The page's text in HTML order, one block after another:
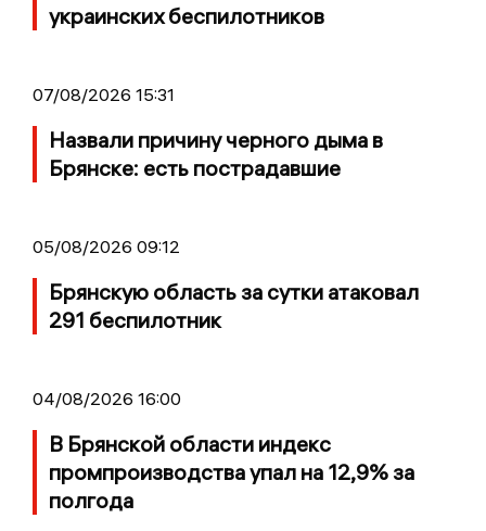
украинских беспилотников
07/08/2026 15:31
Назвали причину черного дыма в
Брянске: есть пострадавшие
05/08/2026 09:12
Брянскую область за сутки атаковал
291 беспилотник
04/08/2026 16:00
В Брянской области индекс
промпроизводства упал на 12,9% за
полгода